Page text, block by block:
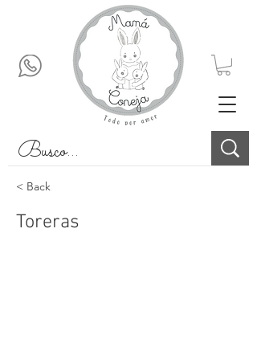
< Back
Toreras